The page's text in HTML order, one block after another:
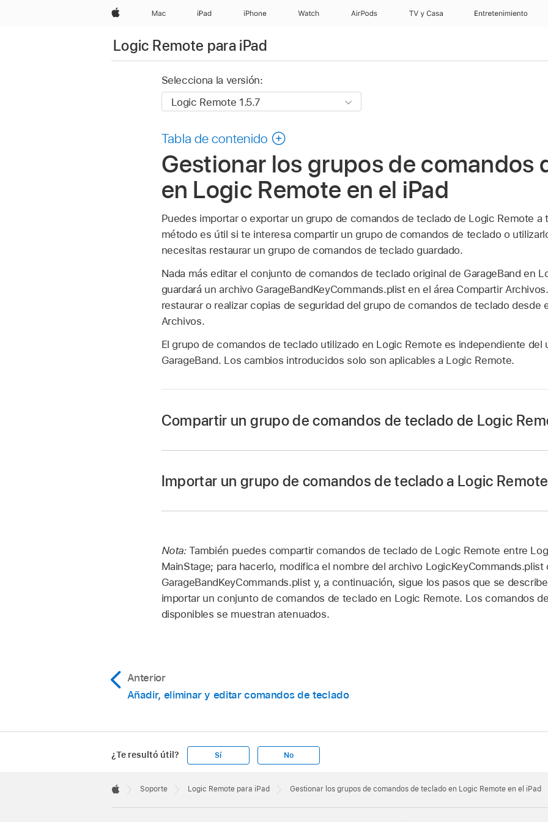
Apple Mac iPad iPhone Watch AirPods TV y Casa Entretenimiento
Logic Remote para iPad
Selecciona la versión:
Tabla de contenido
Gestionar los grupos de comandos
en Logic Remote en el iPad
Puedes importar o exportar un grupo de comandos de teclado de Logic Remote a
método es útil si te interesa compartir un grupo de comandos de teclado o
necesitas restaurar un grupo de comandos de teclado guardado.
Nada más editar el conjunto de comandos de teclado original de GarageBand en
guardará un archivo GarageBandKeyCommands.plist en el área Compartir
restaurar o realizar copias de seguridad del grupo de comandos de teclado desde
Archivos.
El grupo de comandos de teclado utilizado en Logic Remote es independiente del
GarageBand. Los cambios introducidos solo son aplicables a Logic Remote.
Compartir un grupo de comandos de teclado de Logic
nombre del dispositivo.
En la parte superior de la ventana del Finder, haz clic en Archivos y, a
Realiza una de las siguientes operaciones:
Arrastra el archivo GarageBandKeyCommands.plist fuera de la lista
Importar un grupo de comandos de teclado a Logic Remote
nombre del dispositivo.
En la parte superior de la ventana del Finder, haz clic en Archivos y, a
desplegable de Logic Remote.
Realiza una de las siguientes operaciones:
Nota:También puedes compartir comandos de teclado de Logic Remote entre
MainStage; para hacerlo, modifica el nombre del archivo LogicKeyCommands.plist
GarageBandKeyCommands.plist y, a continuación, sigue los pasos que se
importar un conjunto de comandos de teclado en Logic Remote. Los comandos
disponibles se muestran atenuados.
Anterior
Añadir, eliminar y editar comandos de teclado
¿Te resultó útil? Sí No
Footer

Soporte Logic Remote para iPad Gestionar los grupos de comandos de teclado en Logic Remote en el iPad